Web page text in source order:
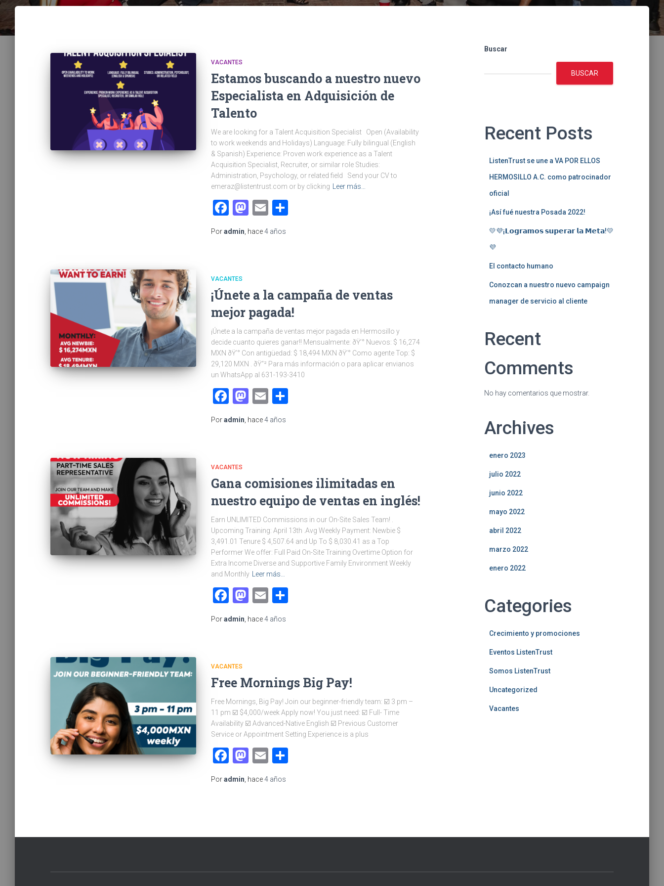
VACANTES
Estamos buscando a nuestro nuevo
Especialista en Adquisición de
Talento
We are looking for a Talent Acquisition Specialist Open (Availability
to work weekends and Holidays) Language: Fully bilingual (English
& Spanish) Experience: Proven work experience as a Talent
Acquisition Specialist, Recruiter, or similar role Studies:
Administration, Psychology, or related field Send your CV to
emeraz@listentrust.com or by clicking
Leer más…
Facebook
Mastodon
Email
Poradmin , hace4 años
VACANTES
¡Únete a la campaña de ventas
mejor pagada!
¡Únete a la campaña de ventas mejor pagada en Hermosillo y
decide cuanto quieres ganar!! Mensualmente: ðŸ’° Nuevos: $ 16,274
MXN ðŸ’° Con antigüedad: $ 18,494 MXN ðŸ’° Como agente Top: $
29,120 MXN . ðŸ“² Para más información o para aplicar envianos
un WhatsApp al 631-193-3410
Facebook
Mastodon
Email
Poradmin , hace4 años
VACANTES
Gana comisiones ilimitadas en
nuestro equipo de ventas en inglés!
Earn UNLIMITED Commissions in our On-Site Sales Team! .
Upcoming Training: April 13th .Avg Weekly Payment: Newbie $
3,491.01 Tenure $ 4,507.64 and Up To $ 8,030.41 as a Top
Performer We offer: Full Paid On-Site Training Overtime Option for
Extra Income Diverse and Supportive Family Environment Weekly
and Monthly
Leer más…
Facebook
Mastodon
Email
Poradmin , hace4 años
VACANTES
Free Mornings Big Pay!
Free Mornings, Big Pay! Join our beginner-friendly team: ☑️ 3 pm –
11 pm ☑️ $4,000/week Apply now! You just need: ☑️ Full- Time
Availability ☑️ Advanced-Native English ☑️ Previous Customer
Service or Appointment Setting Experience is a plus
Facebook
Mastodon
Email
Poradmin , hace4 años
Buscar
BUSCAR
Recent Posts
ListenTrust se une a VA POR ELLOS
HERMOSILLO A.C. como patrocinador
oficial
¡Así fué nuestra Posada 2022!
💛💜¡𝗟𝗼𝗴𝗿𝗮𝗺𝗼𝘀 𝘀𝘂𝗽𝗲𝗿𝗮𝗿 𝗹𝗮 𝗠𝗲𝘁𝗮!💛
💜
El contacto humano
Conozcan a nuestro nuevo campaign
manager de servicio al cliente
Recent
Comments
No hay comentarios que mostrar.
Archives
enero 2023
julio 2022
junio 2022
mayo 2022
abril 2022
marzo 2022
enero 2022
Categories
Crecimiento y promociones
Eventos ListenTrust
Somos ListenTrust
Uncategorized
Vacantes